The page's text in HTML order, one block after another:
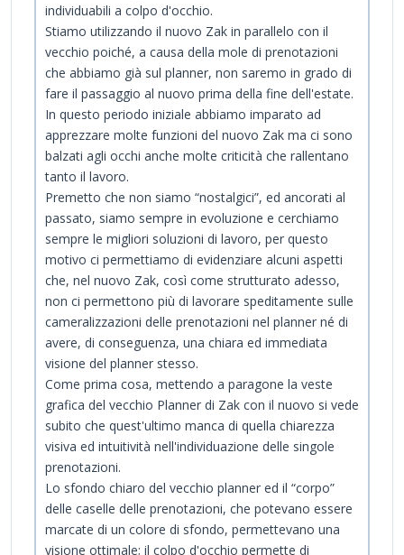
individuabili a colpo d'occhio.
Stiamo utilizzando il nuovo Zak in parallelo con il
vecchio poiché, a causa della mole di prenotazioni
che abbiamo già sul planner, non saremo in grado di
fare il passaggio al nuovo prima della fine dell'estate.
In questo periodo iniziale abbiamo imparato ad
apprezzare molte funzioni del nuovo Zak ma ci sono
balzati agli occhi anche molte criticità che rallentano
tanto il lavoro.
Premetto che non siamo “nostalgici”, ed ancorati al
passato, siamo sempre in evoluzione e cerchiamo
sempre le migliori soluzioni di lavoro, per questo
motivo ci permettiamo di evidenziare alcuni aspetti
che, nel nuovo Zak, così come strutturato adesso,
non ci permettono più di lavorare speditamente sulle
cameralizzazioni delle prenotazioni nel planner né di
avere, di conseguenza, una chiara ed immediata
visione del planner stesso.
Come prima cosa, mettendo a paragone la veste
grafica del vecchio Planner di Zak con il nuovo si vede
subito che quest'ultimo manca di quella chiarezza
visiva ed intuitività nell'individuazione delle singole
prenotazioni.
Lo sfondo chiaro del vecchio planner ed il “corpo”
delle caselle delle prenotazioni, che potevano essere
marcate di un colore di sfondo, permettevano una
visione ottimale; il colpo d'occhio permette di